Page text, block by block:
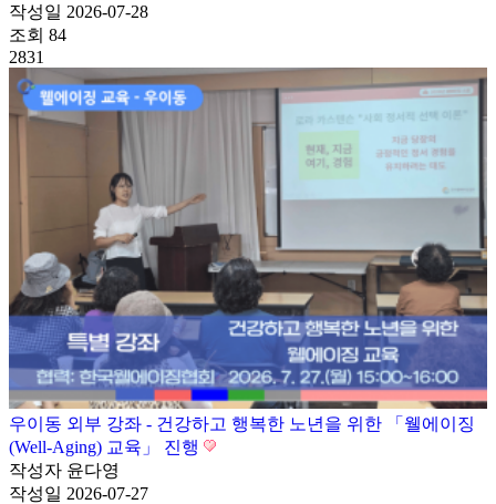
작성일 2026-07-28
조회 84
2831
우이동 외부 강좌 - 건강하고 행복한 노년을 위한 「웰에이징
(Well-Aging) 교육」 진행
작성자 윤다영
작성일 2026-07-27